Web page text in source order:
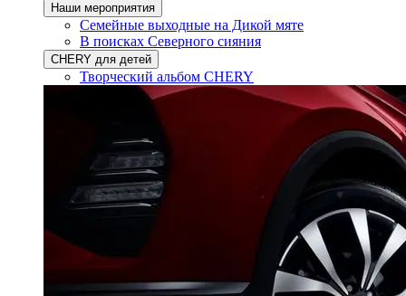
Наши мероприятия
Семейные выходные на Дикой мяте
В поисках Северного сияния
CHERY для детей
Творческий альбом CHERY